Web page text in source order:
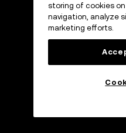
storing of cookies
navigation, analyze
marketing efforts.